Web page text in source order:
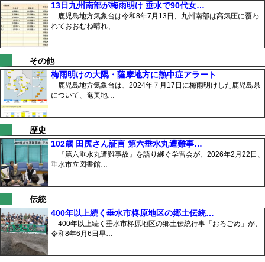
13日九州南部が梅雨明け 垂水で90代女…
鹿児島地方気象台は令和8年7月13日、九州南部は高気圧に覆わ
れておおむね晴れ、…
その他
梅雨明けの大隅・薩摩地方に熱中症アラート
鹿児島地方気象台は、2024年７月17日に梅雨明けした鹿児島県
について、奄美地…
歴史
102歳 田尻さん証言 第六垂水丸遭難事…
『第六垂水丸遭難事故』を語り継ぐ学習会が、2026年2月22日、
垂水市立図書館…
伝統
400年以上続く垂水市柊原地区の郷土伝統…
400年以上続く垂水市柊原地区の郷土伝統行事「おろごめ」が、
令和8年6月6日早…